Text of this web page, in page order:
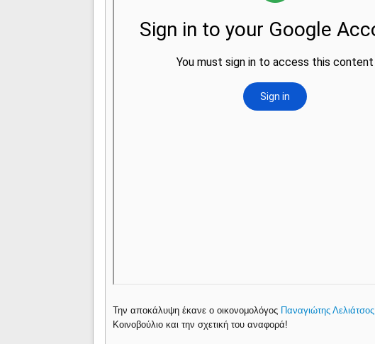
Την αποκάλυψη έκανε ο οικονομολόγος Παναγιώτης Λελιάτσος
Κοινοβούλιο και την σχετική του αναφορά!